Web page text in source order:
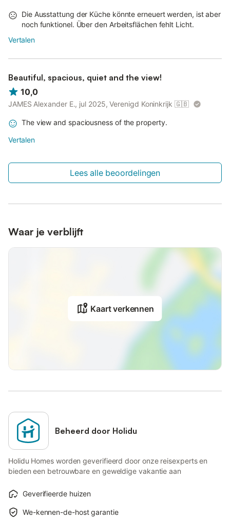
Die Ausstattung der Küche könnte erneuert werden, ist aber
noch funktionel. Über den Arbeitsflächen fehlt Licht.
Vertalen
Beautiful, spacious, quiet and the view!
10,0
JAMES Alexander E., jul 2025, Verenigd Koninkrijk 🇬🇧
The view and spaciousness of the property.
Vertalen
Lees alle beoordelingen
Waar je verblijft
Kaart verkennen
Beheerd door Holidu
Holidu Homes worden geverifieerd door onze reisexperts en
bieden een betrouwbare en geweldige vakantie aan
Geverifieerde huizen
We-kennen-de-host garantie